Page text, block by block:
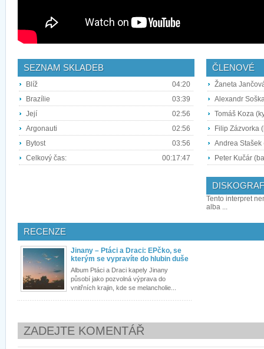
SEZNAM SKLADEB
Blíž
04:20
Brazílie
03:39
Její
02:56
Argonauti
02:56
Bytost
03:56
Celkový čas:
00:17:47
ČLENOVÉ
Žaneta
Alexandr
Tomáš Koza
Filip Zázvorka
Andrea Stašek
Peter Kučár
Tento interpret
alba ...
RECENZE
Jinany – Ptáci a Draci: EPčko, se
kterým se vypravíte do hlubin duše
Album Ptáci a Draci kapely Jinany
působí jako pozvolná výprava do
vnitřních krajin, kde se melancholie...
ZADEJTE KOMENTÁŘ